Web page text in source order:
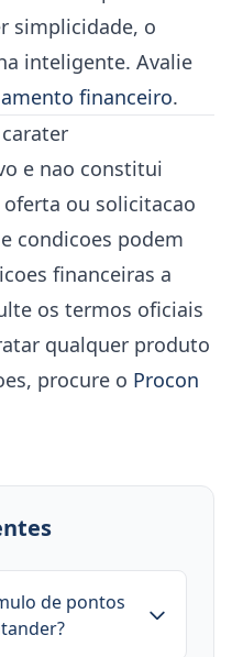
simplicidade, o
inteligente. Avalie
financeiro.
e nao constitui
ou solicitacao
condicoes podem
financeiras a
os termos oficiais
qualquer produto
procure o Procon
de pontos